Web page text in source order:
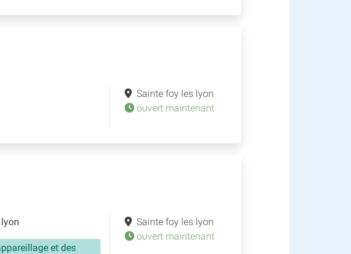
Sainte foy les lyon
ouvert maintenant
et des
Sainte foy les lyon
ouvert maintenant